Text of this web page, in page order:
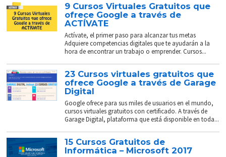
9 Cursos Virtuales Gratuitos que
ofrece Google a través de
ACTÍVATE
Actívate, el primer paso para alcanzar tus metas
Adquiere competencias digitales que te ayudarán a la
hora de encontrar un trabajo o emprender. Cursos...
23 Cursos virtuales gratuitos que
ofrece Google a través de Garage
Digital
Google ofrece para sus miles de usuarios en el mundo,
cursos virtuales gratuitos con certificado. A través de
Garage Digital, plataforma que está disponible en toda...
15 Cursos Gratuitos de
Informática – Microsoft 2017